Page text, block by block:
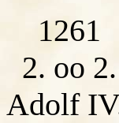
1261
2. oo
Adolf